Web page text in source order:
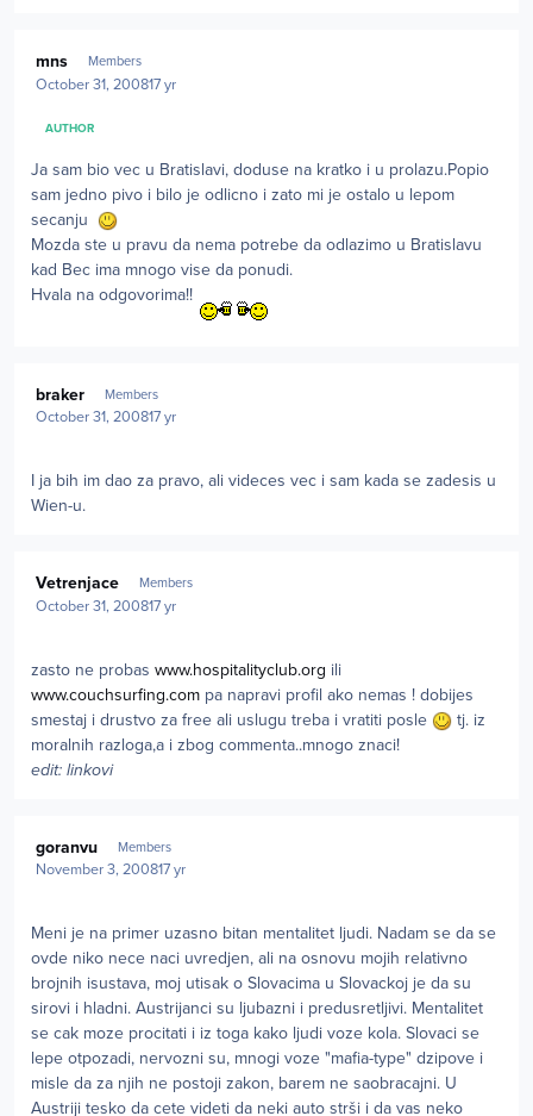
mns Members
October 31, 200817 yr
AUTHOR
Ja sam bio vec u Bratislavi, doduse na kratko i u prolazu.Popio
sam jedno pivo i bilo je odlicno i zato mi je ostalo u lepom
secanju
Mozda ste u pravu da nema potrebe da odlazimo u Bratislavu
kad Bec ima mnogo vise da ponudi.
Hvala na odgovorima!!
braker Members
October 31, 200817 yr
I ja bih im dao za pravo, ali videces vec i sam kada se zadesis u
Wien-u.
Vetrenjace Members
October 31, 200817 yr
zasto ne probas www.hospitalityclub.org ili
www.couchsurfing.com pa napravi profil ako nemas ! dobijes
smestaj i drustvo za free ali uslugu treba i vratiti posle
tj. iz
moralnih razloga,a i zbog commenta..mnogo znaci!
edit: linkovi
goranvu Members
November 3, 200817 yr
Meni je na primer uzasno bitan mentalitet ljudi. Nadam se da se
ovde niko nece naci uvredjen, ali na osnovu mojih relativno
brojnih isustava, moj utisak o Slovacima u Slovackoj je da su
sirovi i hladni. Austrijanci su ljubazni i predusretljivi. Mentalitet
se cak moze procitati i iz toga kako ljudi voze kola. Slovaci se
lepe otpozadi, nervozni su, mnogi voze "mafia-type" dzipove i
misle da za njih ne postoji zakon, barem ne saobracajni. U
Austriji tesko da cete videti da neki auto strši i da vas neko